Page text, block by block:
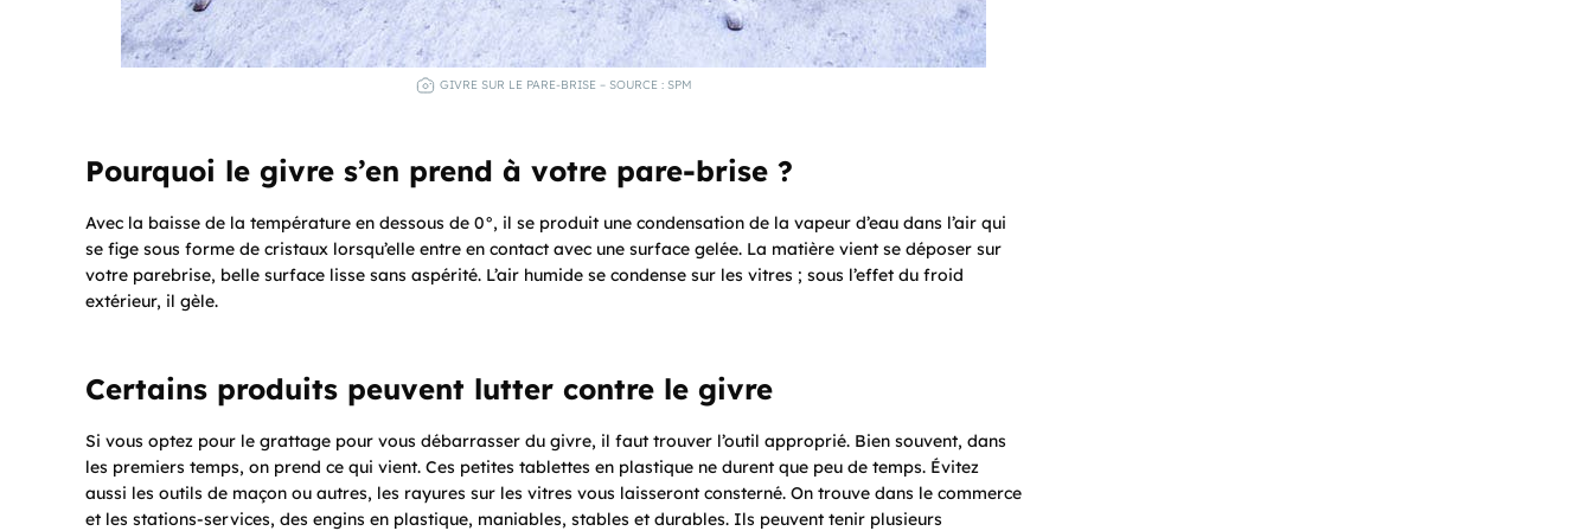
GIVRE SUR LE PARE-BRISE – SOURCE : SPM
Pourquoi le givre s’en prend à votre pare-brise ?
Avec la baisse de la température en dessous de 0°, il se produit une condensation de la vapeur d’eau dans l’air qui
se fige sous forme de cristaux lorsqu’elle entre en contact avec une surface gelée. La matière vient se déposer sur
votre parebrise, belle surface lisse sans aspérité. L’air humide se condense sur les vitres ; sous l’effet du froid
extérieur, il gèle.
Certains produits peuvent lutter contre le givre
Si vous optez pour le grattage pour vous débarrasser du givre, il faut trouver l’outil approprié. Bien souvent, dans
les premiers temps, on prend ce qui vient. Ces petites tablettes en plastique ne durent que peu de temps. Évitez
aussi les outils de maçon ou autres, les rayures sur les vitres vous laisseront consterné. On trouve dans le commerce
et les stations-services, des engins en plastique, maniables, stables et durables. Ils peuvent tenir plusieurs